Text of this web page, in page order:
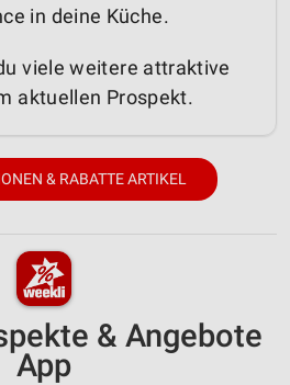
in deine Küche.
viele weitere attraktive
aktuellen Prospekt.
& RABATTE ARTIKEL
& Angebote
App